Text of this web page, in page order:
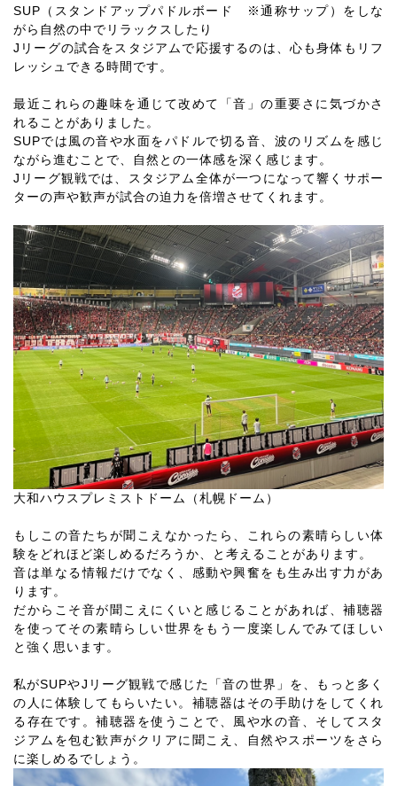
SUP（スタンドアップパドルボード ※通称サップ）をしな
がら自然の中でリラックスしたり
Jリーグの試合をスタジアムで応援するのは、心も身体もリフ
レッシュできる時間です。
最近これらの趣味を通じて改めて「音」の重要さに気づかさ
れることがありました。
SUPでは風の音や水面をパドルで切る音、波のリズムを感じ
ながら進むことで、自然との一体感を深く感じます。
Jリーグ観戦では、スタジアム全体が一つになって響くサポー
ターの声や歓声が試合の迫力を倍増させてくれます。
大和ハウスプレミストドーム（札幌ドーム）
もしこの音たちが聞こえなかったら、これらの素晴らしい体
験をどれほど楽しめるだろうか、と考えることがあります。
音は単なる情報だけでなく、感動や興奮をも生み出す力があ
ります。
だからこそ音が聞こえにくいと感じることがあれば、補聴器
を使ってその素晴らしい世界をもう一度楽しんでみてほしい
と強く思います。
私がSUPやJリーグ観戦で感じた「音の世界」を、もっと多く
の人に体験してもらいたい。補聴器はその手助けをしてくれ
る存在です。補聴器を使うことで、風や水の音、そしてスタ
ジアムを包む歓声がクリアに聞こえ、自然やスポーツをさら
に楽しめるでしょう。